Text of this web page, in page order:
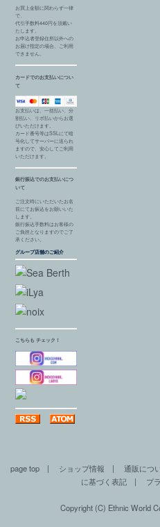
お買上金額に関わらず一律
で、
代引手数料440円を頂戴い
たします。
お申込者登録住所以外への
お届け指定の場合、ご利用
できません。
カードでのお支払いについ
て
お支払いは、一括払い、分
割払い、リボ払いからお選
びいただけます。
カード番号等はSSLにて暗
号化してサーバーに送られ
ますので、安心してご利用
いただけます。
銀行振込でのお支払いにつ
いて
ご注文時にいただいたお名
前にてお振込をお願いいた
します。
銀行振込手数料はお客様の
ご負担となりますのでご了
承ください。
グループ店舗のご紹介
こちらも チェック！
page top | ショップ情報 | 通販につ
に基づく表記| プ
Copyright (C) Ethnic World